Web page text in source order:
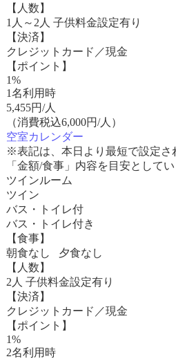
【人数】
1人～2人 子供料金設定有り
【決済】
クレジットカード／現金
【ポイント】
1%
1名利用時
5,455円/人
（消費税込6,000円/人）
空室カレンダー
※表記は、本日より最短で設定さ
「金額/食事」内容を目安としてい
ツインルーム
ツイン
バス・トイレ付
バス・トイレ付き
【食事】
朝食なし 夕食なし
【人数】
2人 子供料金設定有り
【決済】
クレジットカード／現金
【ポイント】
1%
2名利用時